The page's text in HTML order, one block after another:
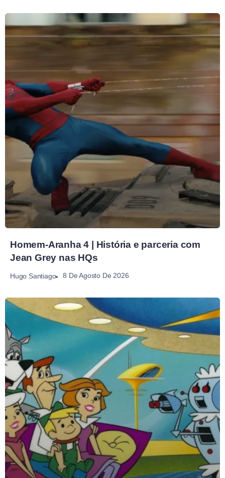
Homem-Aranha 4 | História e parceria com
Jean Grey nas HQs
Hugo Santiago 8 De Agosto De 2026